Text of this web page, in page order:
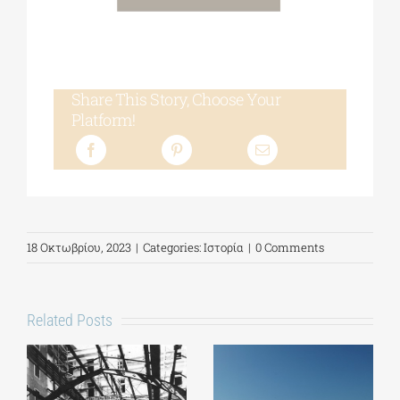
Share This Story, Choose Your
Platform!
18 Οκτωβρίου, 2023 | Categories:Ιστορία | 0 Comments
Related Posts